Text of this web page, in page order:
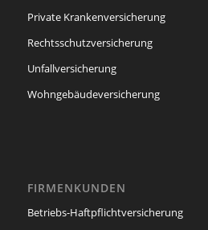
Private Krankenversicherung
Rechtsschutzversicherung
Unfallversicherung
Wohngebäudeversicherung
FIRMENKUNDEN
Betriebs-Haftpflichtversicherung